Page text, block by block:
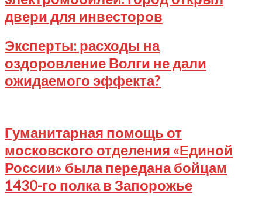
двери для инвесторов
2025-
08-
10
Эксперты: расходы на
оздоровление Волги не дали
ожидаемого эффекта?
07
Гуманитарная помощь от
московского отделения «Единой
России» была передана бойцам
1430-го полка в Запорожье